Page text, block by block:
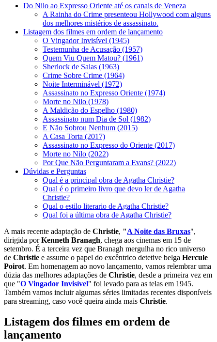
Do Nilo ao Expresso Oriente até os canais de Veneza
A Rainha do Crime presenteou Hollywood com alguns
dos melhores mistérios de assassinato.
Listagem dos filmes em ordem de lançamento
O Vingador Invisível (1945)
Testemunha de Acusação (1957)
Quem Viu Quem Matou? (1961)
Sherlock de Saias (1963)
Crime Sobre Crime (1964)
Noite Interminável (1972)
Assassinato no Expresso Oriente (1974)
Morte no Nilo (1978)
A Maldição do Espelho (1980)
Assassinato num Dia de Sol (1982)
E Não Sobrou Nenhum (2015)
A Casa Torta (2017)
Assassinato no Expresso do Oriente (2017)
Morte no Nilo (2022)
Por Que Não Perguntaram a Evans? (2022)
Dúvidas e Perguntas
Qual é a principal obra de Agatha Christie?
Qual é o primeiro livro que devo ler de Agatha
Christie?
Qual o estilo literario de Agatha Christie?
Qual foi a última obra de Agatha Christie?
A mais recente adaptação de Christie, "A Noite das Bruxas",
dirigida porKenneth Branagh, chega aos cinemas em 15 de
setembro. É a terceira vez que Branagh mergulha no rico universo
de Christie e assume o papel do excêntrico detetive belga Hercule
Poirot. Em homenagem ao novo lançamento, vamos relembrar uma
dúzia das melhores adaptações de Christie, desde a primeira vez em
que "O Vingador Invisível" foi levado para as telas em 1945.
Também vamos incluir algumas séries limitadas recentes disponíveis
para streaming, caso você queira ainda mais Christie.
Listagem dos filmes em ordem de
lançamento